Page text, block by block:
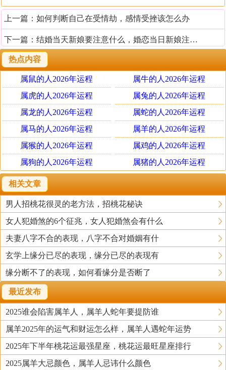
上一篇： 如何判断自己在受情劫，感情受挫该怎么办
下一篇： 结婚当天新娘要注意什么，婚恋当日新娘注意事项
热点内容
属鼠的人2026年运程
属牛的人2026年运程
属虎的人2026年运程
属兔的人2026年运程
属龙的人2026年运程
属蛇的人2026年运程
属马的人2026年运程
属羊的人2026年运程
属猴的人2026年运程
属鸡的人2026年运程
属狗的人2026年运程
属猪的人2026年运程
相关文章
男人招桃花很灵的老方法，招桃花秘诀
女人犯婚煞的6个征兆，女人犯婚煞会有什么
夫妻八字不合的表现，八字不合对婚姻有什
玄学上缘分已尽的表现，缘分已尽的表现有
缘分断不了的表现，如何看缘分是否断了
最近发布
2025谁会陷害属羊人，属羊人蛇年要提防谁
属羊2025年的运气和财运怎么样，属羊人遇蛇年运势
2025年下半年桃花运最强星座，桃花运最旺星座排行
2025属羊大忌颜色，属羊人忌讳什么颜色